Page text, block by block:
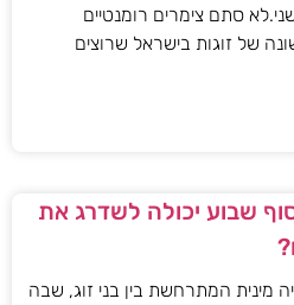
סתם צימרים רומנטיים
של זוגות בישראל שרוצים
שבוע יכולה לשדרג את
מינית המתרחשת בין בני זוג, שבה